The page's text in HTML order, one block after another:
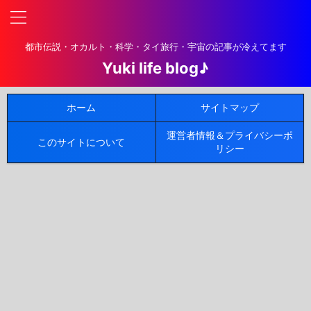
都市伝説・オカルト・科学・タイ旅行・宇宙の記事が冷えてます
Yuki life blog♪
ホーム サイトマップ
このサイトについて
運営者情報＆プライバシーポ
リシー